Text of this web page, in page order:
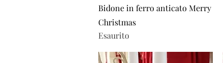
Vista rapida
Bidone in ferro anticato Merry
Christmas
Esaurito